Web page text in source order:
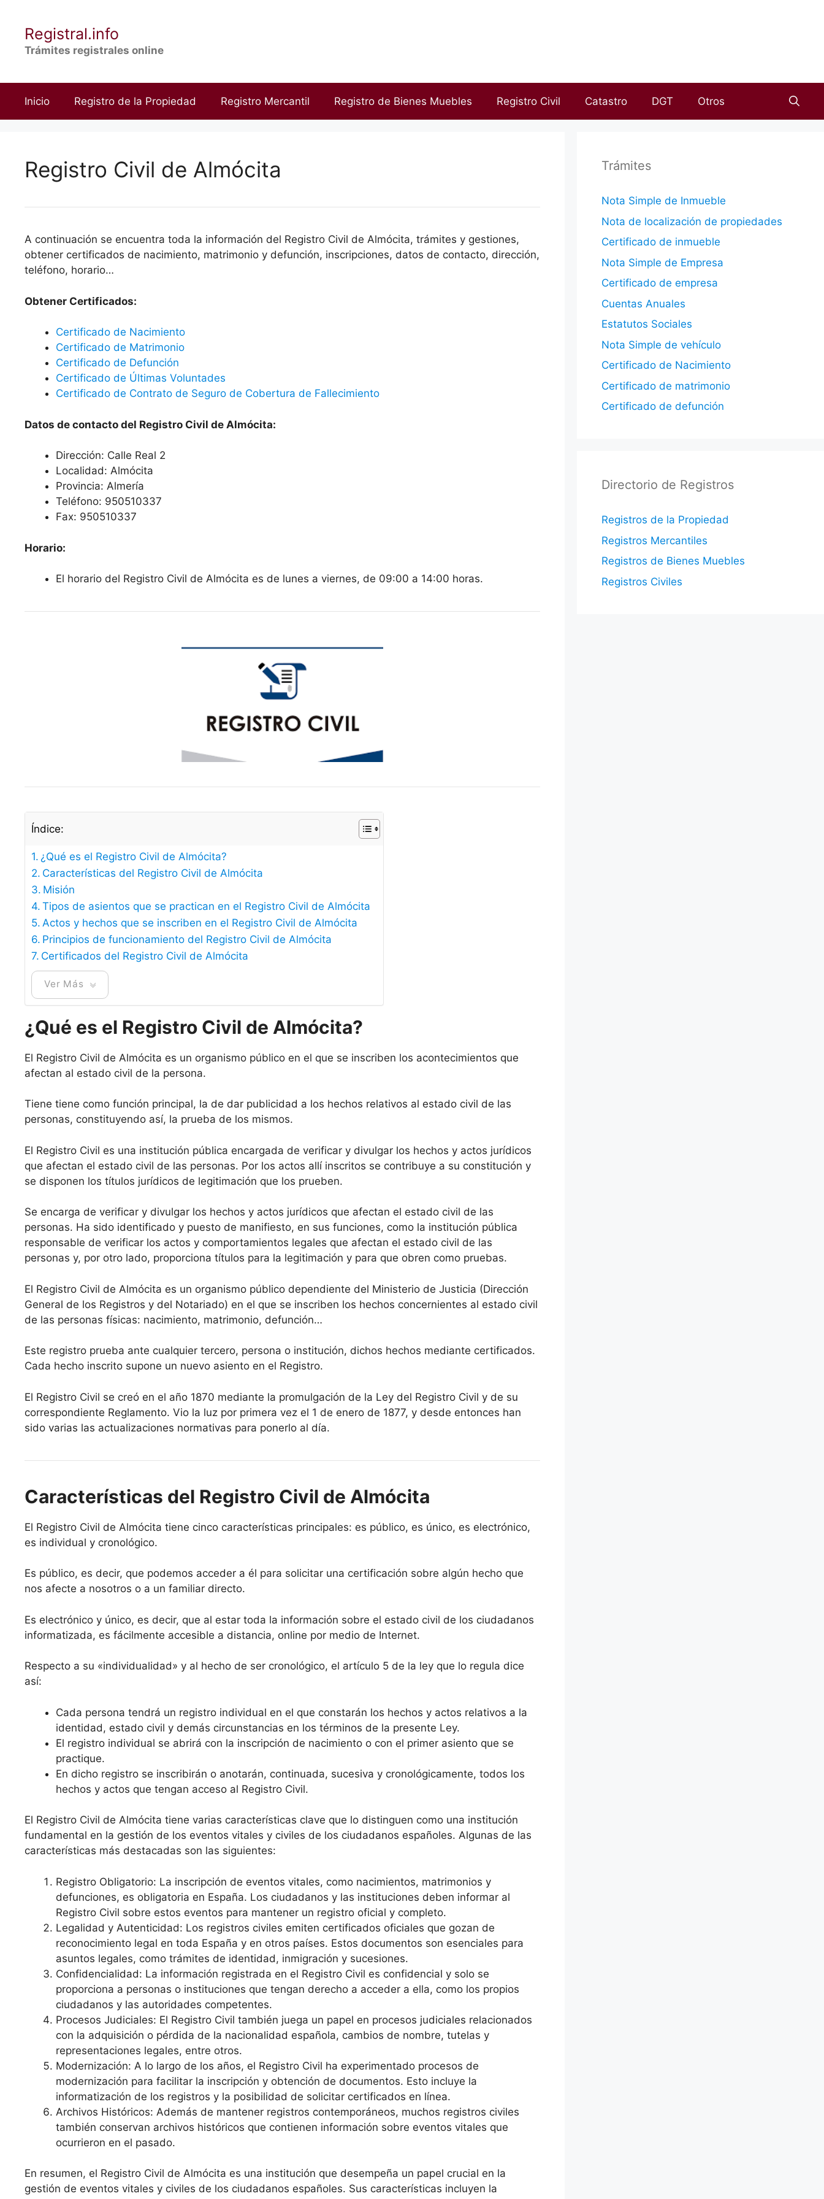
contenidoRegistral.info
Trámites registrales online
Inicio Registro de la Propiedad Registro Mercantil Registro de Bienes Muebles Registro Civil Catastro DGT Otros
Registro Civil de Almócita
A continuación se encuentra toda la información del Registro Civil de Almócita, trámites y gestiones,
obtener certificados de nacimiento, matrimonio y defunción, inscripciones, datos de contacto, dirección,
teléfono, horario…
Obtener Certificados:
Certificado de Nacimiento
Certificado de Matrimonio
Certificado de Defunción
Certificado de Últimas Voluntades
Certificado de Contrato de Seguro de Cobertura de Fallecimiento
Datos de contacto del Registro Civil de Almócita:
Dirección: Calle Real 2
Localidad: Almócita
Provincia: Almería
Teléfono: 950510337
Fax: 950510337
Horario:
El horario del Registro Civil de Almócita es de lunes a viernes, de 09:00 a 14:00 horas.
Índice:
¿Qué es el Registro Civil de Almócita?
Características del Registro Civil de Almócita
Misión
Tipos de asientos que se practican en el Registro Civil de Almócita
Actos y hechos que se inscriben en el Registro Civil de Almócita
Principios de funcionamiento del Registro Civil de Almócita
Certificados del Registro Civil de Almócita
Ver Más
¿Qué es el Registro Civil de Almócita?
El Registro Civil de Almócita es un organismo público en el que se inscriben los acontecimientos que
afectan al estado civil de la persona.
Tiene tiene como función principal, la de dar publicidad a los hechos relativos al estado civil de las
personas, constituyendo así, la prueba de los mismos.
El Registro Civil es una institución pública encargada de verificar y divulgar los hechos y actos jurídicos
que afectan el estado civil de las personas. Por los actos allí inscritos se contribuye a su constitución y
se disponen los títulos jurídicos de legitimación que los prueben.
Se encarga de verificar y divulgar los hechos y actos jurídicos que afectan el estado civil de las
personas. Ha sido identificado y puesto de manifiesto, en sus funciones, como la institución pública
responsable de verificar los actos y comportamientos legales que afectan el estado civil de las
personas y, por otro lado, proporciona títulos para la legitimación y para que obren como pruebas.
El Registro Civil de Almócita es un organismo público dependiente del Ministerio de Justicia (Dirección
General de los Registros y del Notariado) en el que se inscriben los hechos concernientes al estado civil
de las personas físicas: nacimiento, matrimonio, defunción…
Este registro prueba ante cualquier tercero, persona o institución, dichos hechos mediante certificados.
Cada hecho inscrito supone un nuevo asiento en el Registro.
El Registro Civil se creó en el año 1870 mediante la promulgación de la Ley del Registro Civil y de su
correspondiente Reglamento. Vio la luz por primera vez el 1 de enero de 1877, y desde entonces han
sido varias las actualizaciones normativas para ponerlo al día.
Características del Registro Civil de Almócita
El Registro Civil de Almócita tiene cinco características principales: es público, es único, es electrónico,
es individual y cronológico.
Es público, es decir, que podemos acceder a él para solicitar una certificación sobre algún hecho que
nos afecte a nosotros o a un familiar directo.
Es electrónico y único, es decir, que al estar toda la información sobre el estado civil de los ciudadanos
informatizada, es fácilmente accesible a distancia, online por medio de Internet.
Respecto a su «individualidad» y al hecho de ser cronológico, el artículo 5 de la ley que lo regula dice
así:
Cada persona tendrá un registro individual en el que constarán los hechos y actos relativos a la
identidad, estado civil y demás circunstancias en los términos de la presente Ley.
El registro individual se abrirá con la inscripción de nacimiento o con el primer asiento que se
practique.
En dicho registro se inscribirán o anotarán, continuada, sucesiva y cronológicamente, todos los
hechos y actos que tengan acceso al Registro Civil.
El Registro Civil de Almócita tiene varias características clave que lo distinguen como una institución
fundamental en la gestión de los eventos vitales y civiles de los ciudadanos españoles. Algunas de las
características más destacadas son las siguientes:
Registro Obligatorio: La inscripción de eventos vitales, como nacimientos, matrimonios y
defunciones, es obligatoria en España. Los ciudadanos y las instituciones deben informar al
Registro Civil sobre estos eventos para mantener un registro oficial y completo.
Legalidad y Autenticidad: Los registros civiles emiten certificados oficiales que gozan de
reconocimiento legal en toda España y en otros países. Estos documentos son esenciales para
asuntos legales, como trámites de identidad, inmigración y sucesiones.
Confidencialidad: La información registrada en el Registro Civil es confidencial y solo se
proporciona a personas o instituciones que tengan derecho a acceder a ella, como los propios
ciudadanos y las autoridades competentes.
Procesos Judiciales: El Registro Civil también juega un papel en procesos judiciales relacionados
con la adquisición o pérdida de la nacionalidad española, cambios de nombre, tutelas y
representaciones legales, entre otros.
Modernización: A lo largo de los años, el Registro Civil ha experimentado procesos de
modernización para facilitar la inscripción y obtención de documentos. Esto incluye la
informatización de los registros y la posibilidad de solicitar certificados en línea.
Archivos Históricos: Además de mantener registros contemporáneos, muchos registros civiles
también conservan archivos históricos que contienen información sobre eventos vitales que
ocurrieron en el pasado.
En resumen, el Registro Civil de Almócita es una institución que desempeña un papel crucial en la
gestión de eventos vitales y civiles de los ciudadanos españoles. Sus características incluyen la
Trámites
Nota Simple de Inmueble
Nota de localización de propiedades
Certificado de inmueble
Nota Simple de Empresa
Certificado de empresa
Cuentas Anuales
Estatutos Sociales
Nota Simple de vehículo
Certificado de Nacimiento
Certificado de matrimonio
Certificado de defunción
Directorio de Registros
Registros de la Propiedad
Registros Mercantiles
Registros de Bienes Muebles
Registros Civiles